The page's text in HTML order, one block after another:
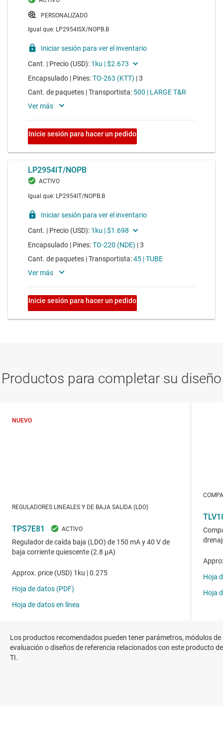
Los productos recomendados pueden tener parámetros, módulos de
evaluación o diseños de referencia relacionados con este producto de
TI.